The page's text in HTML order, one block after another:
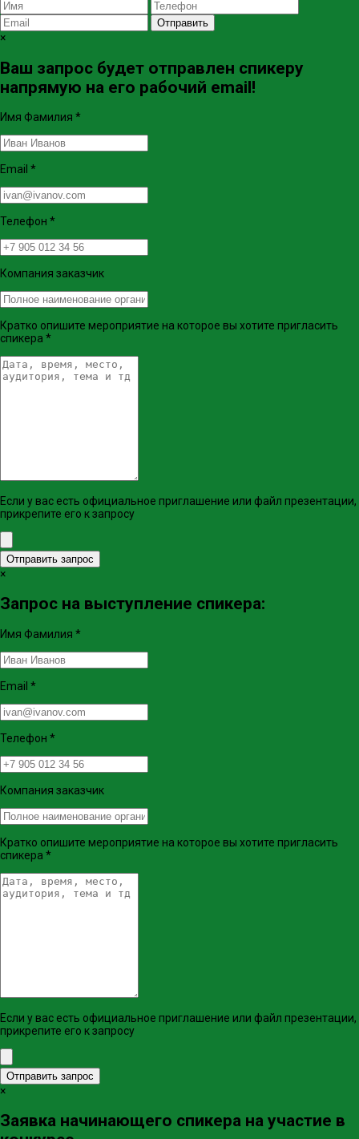
Отправить
×
Ваш запрос будет отправлен спикеру
напрямую на его рабочий email!
Имя Фамилия *
Email *
Телефон *
Компания заказчик
Кратко опишите мероприятие на которое вы хотите пригласить
спикера *
Если у вас есть официальное приглашение или файл презентации,
прикрепите его к запросу
Отправить запрос
×
Запрос на выступление спикера:
Имя Фамилия *
Email *
Телефон *
Компания заказчик
Кратко опишите мероприятие на которое вы хотите пригласить
спикера *
Если у вас есть официальное приглашение или файл презентации,
прикрепите его к запросу
Отправить запрос
×
Заявка начинающего спикера на участие в